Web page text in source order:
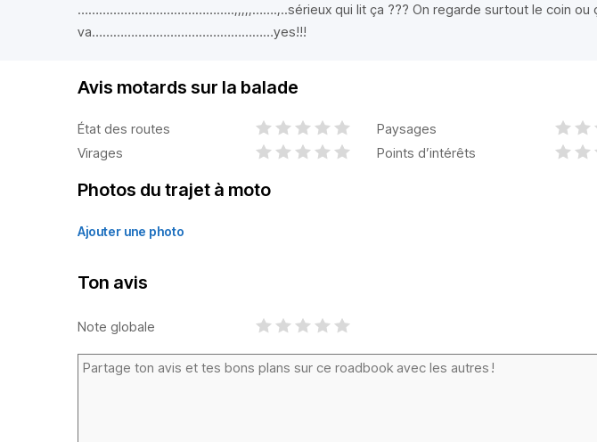
……………………………………..,,,,,…….,..sérieux qui lit ça ??? On regarde surtout le coin ou
va……………………………………………yes!!!
Avis motards sur la balade
État des routes
Paysages
Virages
Points d’intérêts
Photos du trajet à moto
Ajouter une photo
Ton avis
Note globale